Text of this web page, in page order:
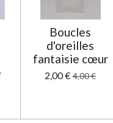
Boucles
d'oreilles
fantaisie cœur
2,00 € 4,00 €